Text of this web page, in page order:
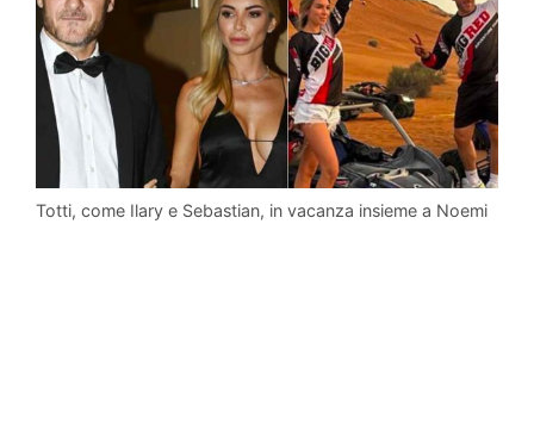
Totti, come Ilary e Sebastian, in vacanza insieme a Noemi